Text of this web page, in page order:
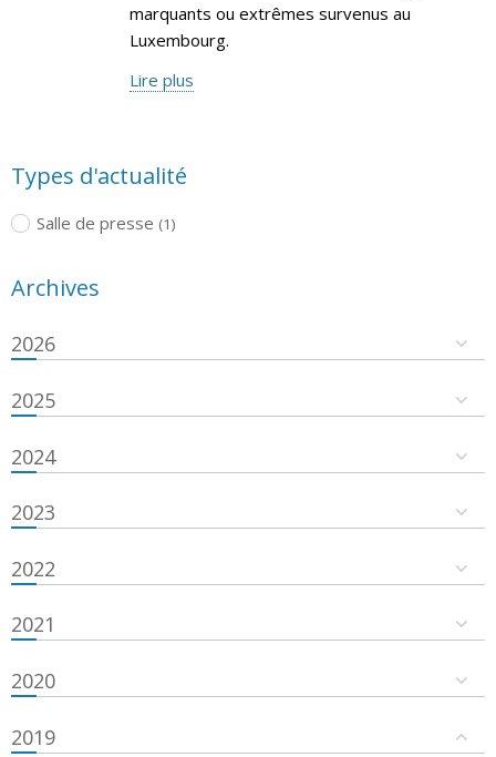
marquants ou extrêmes survenus au
Luxembourg.
Lire plus
Types d'actualité
Salle de presse (1)
Archives
2026
2025
2024
2023
2022
2021
2020
2019